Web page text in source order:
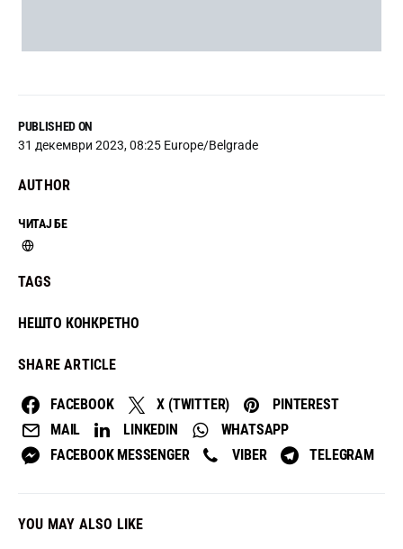
PUBLISHED ON
31 декември 2023, 08:25 Europe/Belgrade
AUTHOR
ЧИТАЈ БЕ
TAGS
НЕШТО КОНКРЕТНО
SHARE ARTICLE
FACEBOOK X (TWITTER)
PINTEREST
MAIL
LINKEDIN
WHATSAPP
FACEBOOK MESSENGER
VIBER TELEGRAM
YOU MAY ALSO LIKE